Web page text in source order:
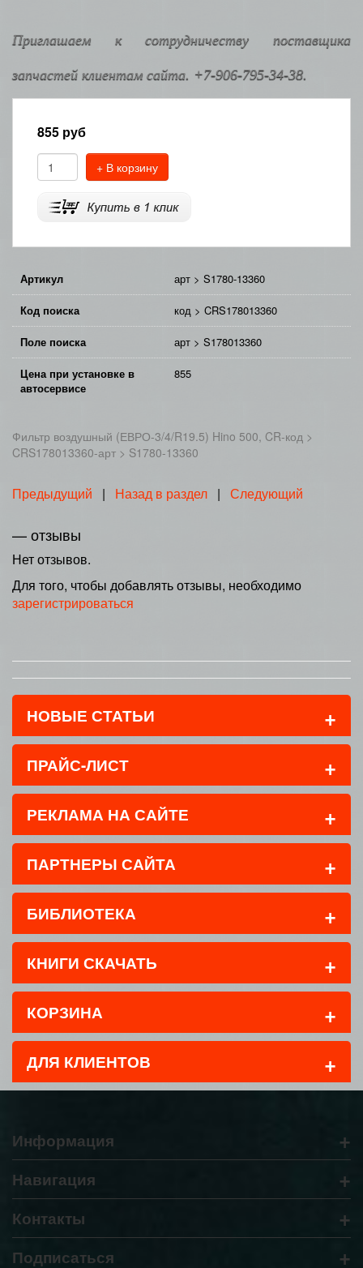
Приглашаем к сотрудничеству поставщика
запчастей клиентам сайта. +7-906-795-34-38.
855 руб
+ В корзину
Артикул арт > S1780-13360
Код поиска код > CRS178013360
Поле поиска арт > S178013360
Цена при установке в
автосервисе
855
Фильтр воздушный (ЕВРО-3/4/R19.5) Hino 500, CR-код >
CRS178013360-арт > S1780-13360
Предыдущий | Назад в раздел | Следующий
— отзывы
Нет отзывов.
Для того, чтобы добавлять отзывы, необходимо
зарегистрироваться
НОВЫЕ СТАТЬИ +
ПРАЙС-ЛИСТ +
РЕКЛАМА НА САЙТЕ +
ПАРТНЕРЫ САЙТА +
БИБЛИОТЕКА +
КНИГИ СКАЧАТЬ +
КОРЗИНА +
ДЛЯ КЛИЕНТОВ +
Информация +
Навигация +
Контакты +
Подписаться +